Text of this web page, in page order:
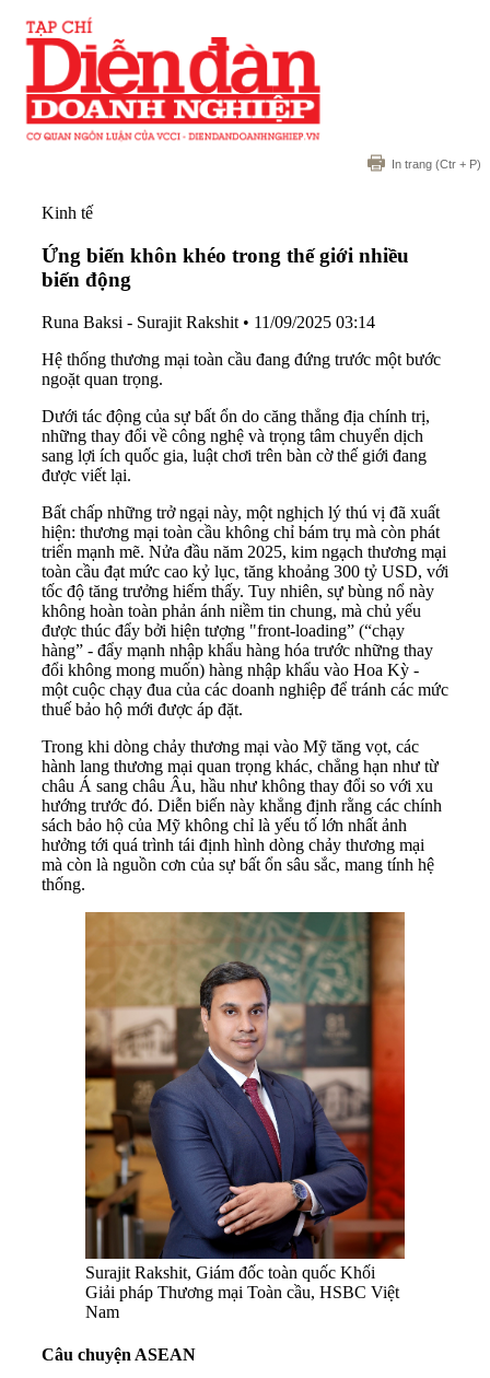
In trang (Ctr + P)
Kinh tế
Ứng biến khôn khéo trong thế giới nhiều
biến động
Runa Baksi - Surajit Rakshit • 11/09/2025 03:14
Hệ thống thương mại toàn cầu đang đứng trước một bước
ngoặt quan trọng.
Dưới tác động của sự bất ổn do căng thẳng địa chính trị,
những thay đổi về công nghệ và trọng tâm chuyển dịch
sang lợi ích quốc gia, luật chơi trên bàn cờ thế giới đang
được viết lại.
Bất chấp những trở ngại này, một nghịch lý thú vị đã xuất
hiện: thương mại toàn cầu không chỉ bám trụ mà còn phát
triển mạnh mẽ. Nửa đầu năm 2025, kim ngạch thương mại
toàn cầu đạt mức cao kỷ lục, tăng khoảng 300 tỷ USD, với
tốc độ tăng trưởng hiếm thấy. Tuy nhiên, sự bùng nổ này
không hoàn toàn phản ánh niềm tin chung, mà chủ yếu
được thúc đẩy bởi hiện tượng "front-loading” (“chạy
hàng” - đẩy mạnh nhập khẩu hàng hóa trước những thay
đổi không mong muốn) hàng nhập khẩu vào Hoa Kỳ -
một cuộc chạy đua của các doanh nghiệp để tránh các mức
thuế bảo hộ mới được áp đặt.
Trong khi dòng chảy thương mại vào Mỹ tăng vọt, các
hành lang thương mại quan trọng khác, chẳng hạn như từ
châu Á sang châu Âu, hầu như không thay đổi so với xu
hướng trước đó. Diễn biến này khẳng định rằng các chính
sách bảo hộ của Mỹ không chỉ là yếu tố lớn nhất ảnh
hưởng tới quá trình tái định hình dòng chảy thương mại
mà còn là nguồn cơn của sự bất ổn sâu sắc, mang tính hệ
thống.
Surajit Rakshit, Giám đốc toàn quốc Khối
Giải pháp Thương mại Toàn cầu, HSBC Việt
Nam
Câu chuyện ASEAN